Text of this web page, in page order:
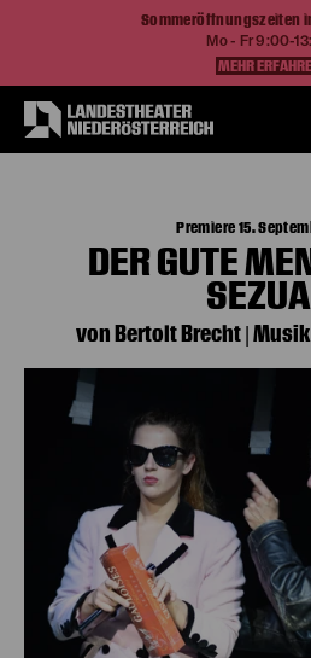
Sommeröffnungszeiten
Mo - Fr 9:00-
MEHR
Premiere 15.
DER GUTE
von Bertolt Brecht |